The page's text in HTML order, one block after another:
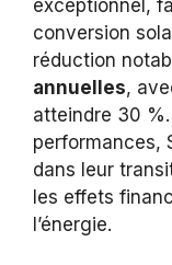
exceptionnel,
conversion
réduction
annuelles,
atteindre 30 %.
performances,
dans leur
les effets
l’énergie.